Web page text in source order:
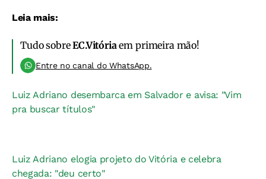
Leia mais:
Tudo sobreEC.Vitóriaem primeira mão!
Entre no canal do WhatsApp.
Luiz Adriano desembarca em Salvador e avisa: "Vim
pra buscar títulos"
Luiz Adriano elogia projeto do Vitória e celebra
chegada: "deu certo"